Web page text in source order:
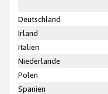
Deutschland
Irland
Italien
Niederlande
Polen
Spanien